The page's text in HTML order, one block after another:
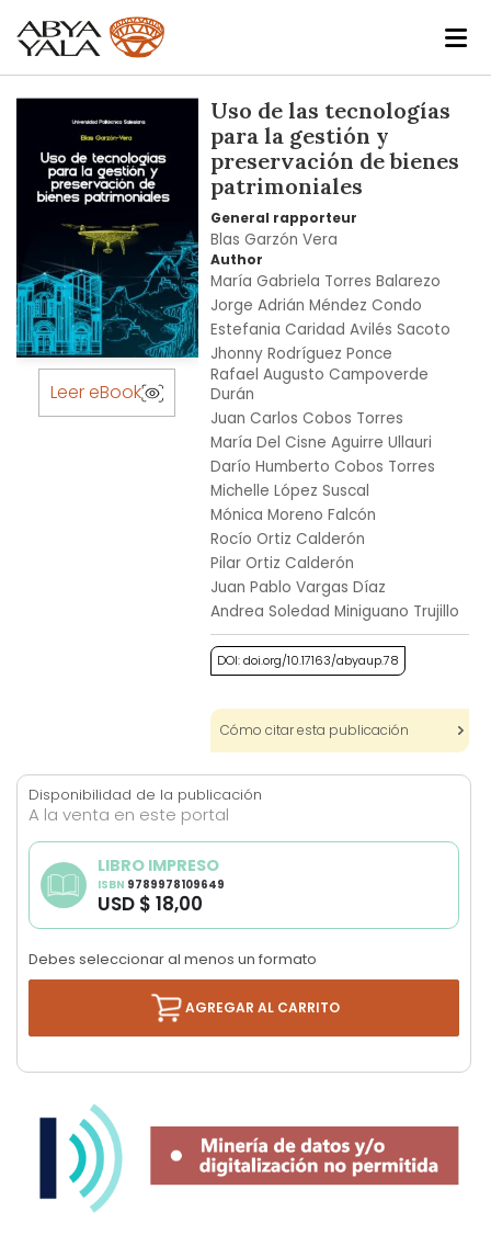
the
gallery
Skip
the
Leer eBook
Uso de las tecnologías
para la gestión y
preservación de bienes
patrimoniales
General rapporteur
Blas Garzón Vera
Author
María Gabriela Torres Balarezo
Jorge Adrián Méndez Condo
Estefania Caridad Avilés Sacoto
Jhonny Rodríguez Ponce
Rafael Augusto Campoverde
Durán
Juan Carlos Cobos Torres
María Del Cisne Aguirre Ullauri
Darío Humberto Cobos Torres
Michelle López Suscal
Mónica Moreno Falcón
Rocío Ortiz Calderón
Pilar Ortiz Calderón
Juan Pablo Vargas Díaz
Andrea Soledad Miniguano Trujillo
DOI: doi.org/10.17163/abyaup.78
Cómo citar esta publicación
Disponibilidad de la publicación
A la venta en este portal
LIBRO IMPRESO
ISBN 9789978109649
USD $ 18,00
Debes seleccionar al menos un formato
AGREGAR AL CARRITO